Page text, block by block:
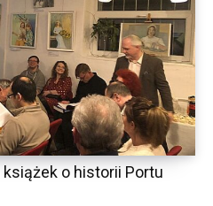
o historii Portu